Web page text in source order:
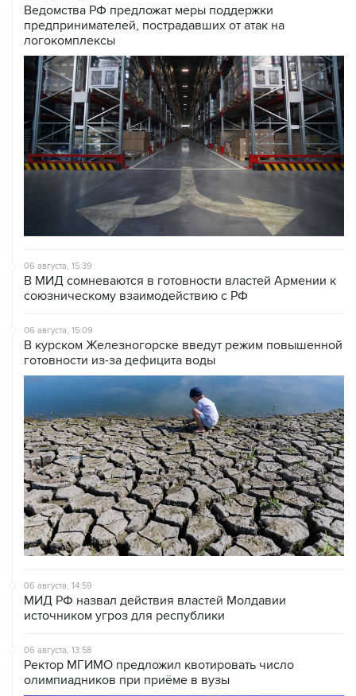
В МИД сомневаются в готовности властей Армении к
союзническому взаимодействию с РФ
06 августа, 15:09
В курском Железногорске введут режим повышенной
готовности из-за дефицита воды
МИД РФ назвал действия властей Молдавии
источником угроз для республики
06 августа, 13:58
Ректор МГИМО предложил квотировать число
олимпиадников при приёме в вузы